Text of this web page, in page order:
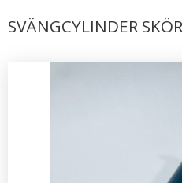
SVÄNGCYLINDER